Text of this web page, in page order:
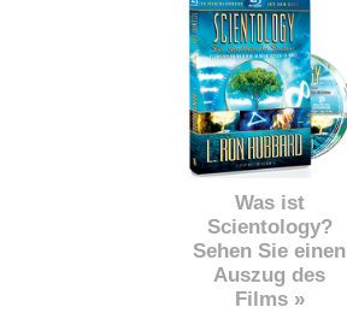
Was ist
Scientology?
Sehen Sie einen
Auszug des
Films »